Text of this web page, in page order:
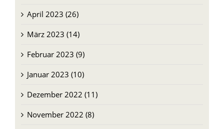
April 2023 (26)
März 2023 (14)
Februar 2023 (9)
Januar 2023 (10)
Dezember 2022 (11)
November 2022 (8)